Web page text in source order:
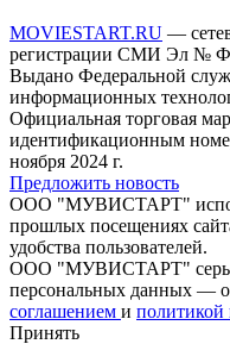
MOVIESTART.RU —
регистрации СМИ Эл №
Выдано Федеральной
информационных
Официальная торговая
идентификационным
ноября 2024 г.
Предложить новость
ООО "МУВИСТАРТ"
прошлых посещениях
удобства пользователей.
ООО "МУВИСТАРТ"
персональных данных —
соглашением и политикой
Принять